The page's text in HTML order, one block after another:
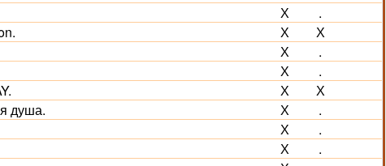
Х
.
Х
Х
Х
.
Х
.
Х
Х
душа. Х
.
Х
.
Х
.